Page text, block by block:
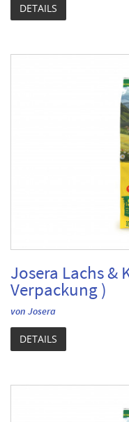
DETAILS
Josera Lachs &
Verpackung )
von Josera
DETAILS